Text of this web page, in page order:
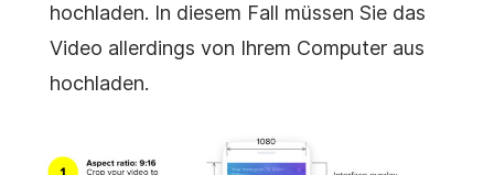
hochladen. In diesem Fall müssen Sie das
Video allerdings von Ihrem Computer aus
hochladen.